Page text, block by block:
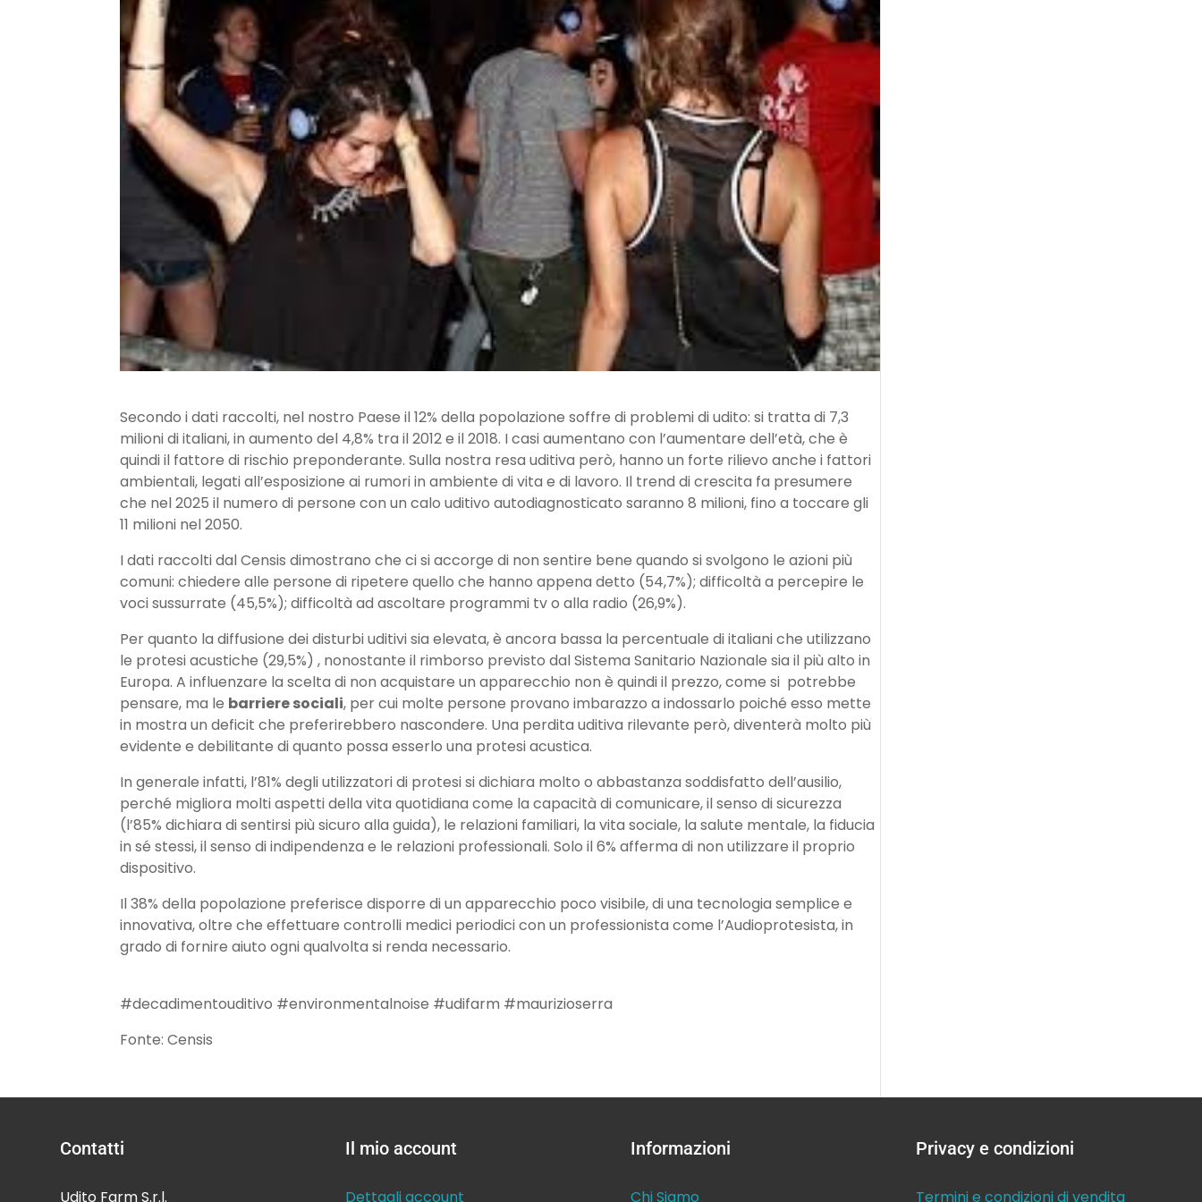
Secondo i dati raccolti, nel nostro Paese il 12% della popolazione soffre di problemi di udito: si tratta di 7,3
milioni di italiani, in aumento del 4,8% tra il 2012 e il 2018. I casi aumentano con l’aumentare dell’età, che è
quindi il fattore di rischio preponderante. Sulla nostra resa uditiva però, hanno un forte rilievo anche i fattori
ambientali, legati all’esposizione ai rumori in ambiente di vita e di lavoro. Il trend di crescita fa presumere
che nel 2025 il numero di persone con un calo uditivo autodiagnosticato saranno 8 milioni, fino a toccare gli
11 milioni nel 2050.
I dati raccolti dal Censis dimostrano che ci si accorge di non sentire bene quando si svolgono le azioni più
comuni: chiedere alle persone di ripetere quello che hanno appena detto (54,7%); difficoltà a percepire le
voci sussurrate (45,5%); difficoltà ad ascoltare programmi tv o alla radio (26,9%).
Per quanto la diffusione dei disturbi uditivi sia elevata, è ancora bassa la percentuale di italiani che utilizzano
le protesi acustiche (29,5%) , nonostante il rimborso previsto dal Sistema Sanitario Nazionale sia il più alto in
Europa. A influenzare la scelta di non acquistare un apparecchio non è quindi il prezzo, come si potrebbe
pensare, ma le barriere sociali, per cui molte persone provano imbarazzo a indossarlo poiché esso mette
in mostra un deficit che preferirebbero nascondere. Una perdita uditiva rilevante però, diventerà molto più
evidente e debilitante di quanto possa esserlo una protesi acustica.
In generale infatti, l’81% degli utilizzatori di protesi si dichiara molto o abbastanza soddisfatto dell’ausilio,
perché migliora molti aspetti della vita quotidiana come la capacità di comunicare, il senso di sicurezza
(l’85% dichiara di sentirsi più sicuro alla guida), le relazioni familiari, la vita sociale, la salute mentale, la fiducia
in sé stessi, il senso di indipendenza e le relazioni professionali. Solo il 6% afferma di non utilizzare il proprio
dispositivo.
Il 38% della popolazione preferisce disporre di un apparecchio poco visibile, di una tecnologia semplice e
innovativa, oltre che effettuare controlli medici periodici con un professionista come l’Audioprotesista, in
grado di fornire aiuto ogni qualvolta si renda necessario.
#decadimentouditivo #environmentalnoise #udifarm #maurizioserra
Fonte: Censis
Contatti
Udito Farm S.r.l.
Il mio account
Dettagli account
Informazioni
Chi Siamo
Privacy e condizioni
Termini e condizioni di vendita